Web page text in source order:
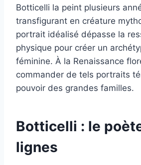
Botticelli la peint plusieurs
transfigurant en créature
portrait idéalisé dépasse la
physique pour créer un
féminine. À la Renaissance
commander de tels portraits
pouvoir des grandes familles.
Botticelli : le
lignes